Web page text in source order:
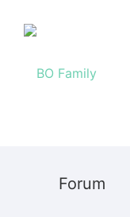
Forum